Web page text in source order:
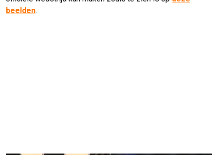
beelden.